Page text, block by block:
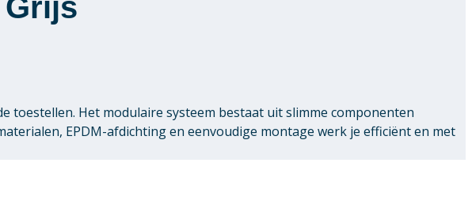
Het modulaire systeem bestaat uit slimme componenten
EPDM-afdichting en eenvoudige montage werk je efficiënt en met